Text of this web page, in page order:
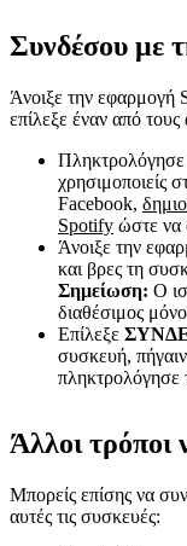
Συνδέσου με
Άνοιξε την εφαρμογή
επίλεξε έναν από
Πληκτρολόγησε
χρησιμοποιείς
Facebook,
Spotify ώστε να
Άνοιξε την
και βρες τη
Σημείωση: Ο
διαθέσιμος
Επίλεξε
συσκευή,
πληκτρολόγησε
Άλλοι τρόποι
Μπορείς επίσης να
αυτές τις συσκευές: